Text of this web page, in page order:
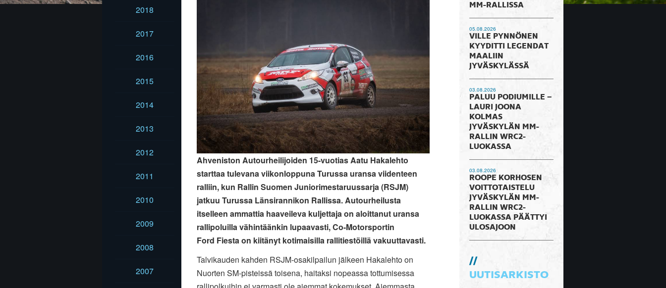
2018
2017
2016
2015
2014
2013
2012
2011
2010
2009
2008
2007
Ahveniston Autourheilijoiden 15-vuotias Aatu Hakalehto
starttaa tulevana viikonloppuna Turussa uransa viidenteen
ralliin, kun Rallin Suomen Juniorimestaruussarja (RSJM)
jatkuu Turussa Länsirannikon Rallissa. Autourheilusta
itselleen ammattia haaveileva kuljettaja on aloittanut uransa
rallipoluilla vähintäänkin lupaavasti, Co-Motorsportin
Ford Fiesta on kiitänyt kotimaisilla rallitiestöillä vakuuttavasti.
Talvikauden kahden RSJM-osakilpailun jälkeen Hakalehto on
Nuorten SM-pisteissä toisena, haitaksi nopeassa tottumisessa
MM-RALLISSA
05.08.2026
VILLE PYNNÖNEN
KYYDITTI LEGENDAT
MAALIIN
JYVÄSKYLÄSSÄ
03.08.2026
PALUU PODIUMILLE –
LAURI JOONA
KOLMAS
JYVÄSKYLÄN MM-
RALLIN WRC2-
LUOKASSA
03.08.2026
ROOPE KORHOSEN
VOITTOTAISTELU
JYVÄSKYLÄN MM-
RALLIN WRC2-
LUOKASSA PÄÄTTYI
ULOSAJOON
UUTISARKISTO